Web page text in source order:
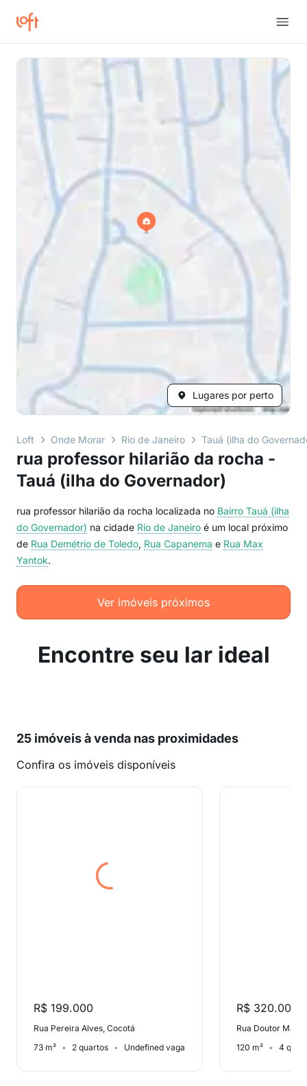
Lugares por perto
Loft Onde Morar Rio de Janeiro Tauá (ilha do
rua professor hilarião da rocha -
Tauá (ilha do Governador)
rua professor hilarião da rocha localizada no Bairro Tauá (ilha
do Governador) na cidade Rio de Janeiro é um local próximo
de Rua Demétrio de Toledo, Rua Capanema e Rua Max
Yantok.
Ver imóveis próximos
Encontre seu lar ideal
25 imóveis à venda nas proximidades
Confira os imóveis disponíveis
R$ 199.000
Rua Pereira Alves, Cocotá
73 m²
2 quartos Undefined vaga
R$ 320.000
120 m² 4